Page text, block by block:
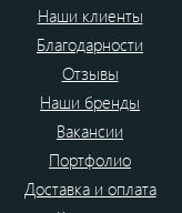
Наши клиенты
Благодарности
Отзывы
Наши бренды
Вакансии
Портфолио
Доставка и оплата